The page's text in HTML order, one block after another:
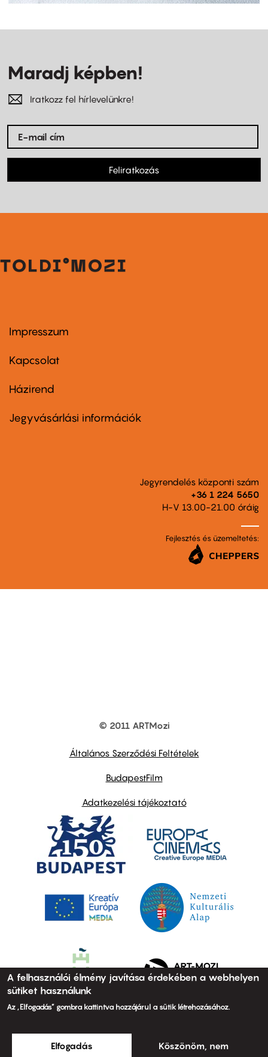
Maradj képben!
Iratkozz fel hírlevelünkre!
Feliratkozás
Footer
first
Impresszum
Kapcsolat
Footer
second
Házirend
Jegyvásárlási információk
Jegyrendelés központi szám
+36 1 224 5650
H-V 13.00-21.00 óráig
Fejlesztés és üzemeltetés:
© 2011 ARTMozi
Általános Szerződési Feltételek
BudapestFilm
Adatkezelési tájékoztató
A felhasználói élmény javítása érdekében a webhelyen
sütiket használunk
Az „Elfogadás” gombra kattintva hozzájárul a sütik létrehozásához.
Elfogadás Köszönöm, nem